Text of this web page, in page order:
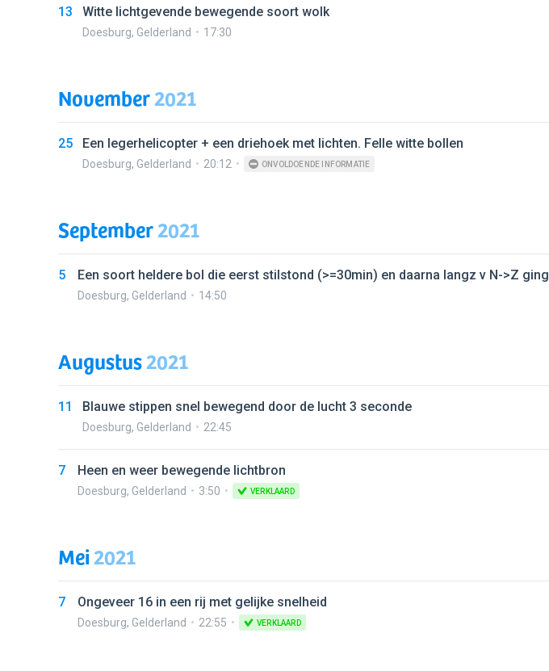
13 Witte lichtgevende bewegende soort wolk
Doesburg, Gelderland 17:30
November2021
25 Een legerhelicopter + een driehoek met lichten. Felle witte bollen
Doesburg, Gelderland 20:12 ONVOLDOENDE INFORMATIE
September2021
5 Een soort heldere bol die eerst stilstond (>=30min) en daarna langz v N->Z ging
Doesburg, Gelderland 14:50
Augustus2021
11 Blauwe stippen snel bewegend door de lucht 3 seconde
Doesburg, Gelderland 22:45
7 Heen en weer bewegende lichtbron
Doesburg, Gelderland 3:50 VERKLAARD
Mei2021
7 Ongeveer 16 in een rij met gelijke snelheid
Doesburg, Gelderland 22:55 VERKLAARD